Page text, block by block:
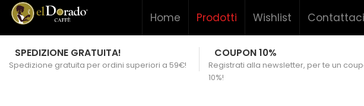
Home Prodotti Wishlist Contattaci
SPEDIZIONE GRATUITA!
Spedizione gratuita per ordini superiori a 59€!
COUPON 10%
Registrati alla newsletter, per te un
10%!